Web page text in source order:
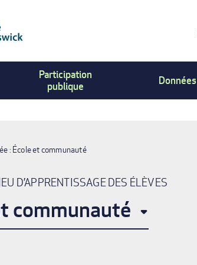
Participation
publique
Données
: École et communauté
D’APPRENTISSAGE DES ÉLÈVES
communauté